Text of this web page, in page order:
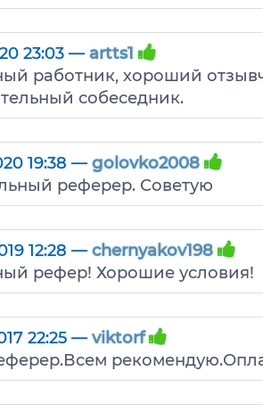
23:03 —artts1
работник, хороший
собеседник.
19:38 —golovko2008
реферер. Советую
12:28 —chernyakov198
рефер! Хорошие условия!
22:25 —viktorf